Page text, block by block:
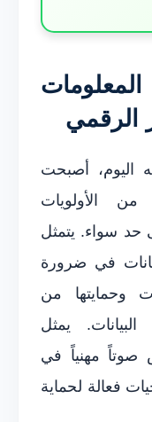
الرقمي
اليوم، أصبحت
الأولويات
حد سواء. يتمثل
في ضرورة
وحمايتها من
يمثل
مهنياً في
فعالة لحماية